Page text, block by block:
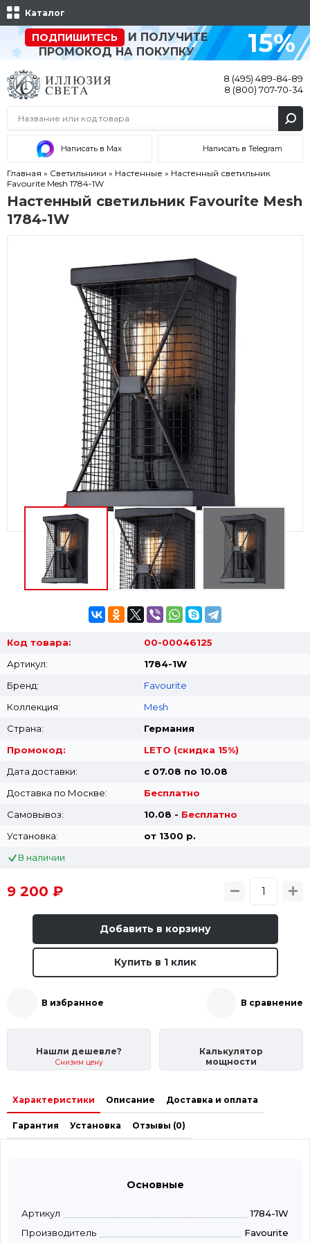
Каталог
ПОДПИШИТЕСЬ
И ПОЛУЧИТЕ
ПРОМОКОД НА ПОКУПКУ
15%
8 (495) 489-84-89
8 (800) 707-70-34
Написать в Max Написать в Telegram
Главная » Светильники » Настенные » Настенный светильник
Favourite Mesh 1784-1W
Настенный светильник Favourite Mesh
1784-1W
Код товара:
00-00046125
Артикул:
1784-1W
Бренд:
Favourite
Коллекция:
Mesh
Страна:
Германия
Промокод:
LETO (скидка 15%)
Дата доставки:
с 07.08 по 10.08
Доставка по Москве:
Бесплатно
Самовывоз:
10.08 - Бесплатно
Установка:
от 1300 p.
В наличии
9 200 ₽
Добавить в корзину
Купить в 1 клик
В избранное В сравнение
Нашли дешевле?
Снизим цену
Калькулятор
мощности
Характеристики Описание Доставка и оплата
Гарантия Установка Отзывы (0)
Основные
Артикул
1784-1W
Производитель
Favourite